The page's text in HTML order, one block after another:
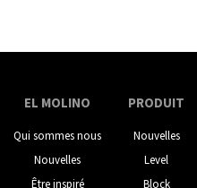
EL MOLINO
Qui sommes nous
Nouvelles
PRODUIT
Nouvelles
Level